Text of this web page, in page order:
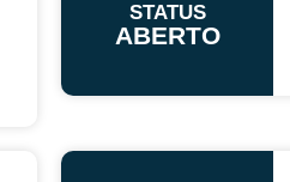
STATUS
ABERTO